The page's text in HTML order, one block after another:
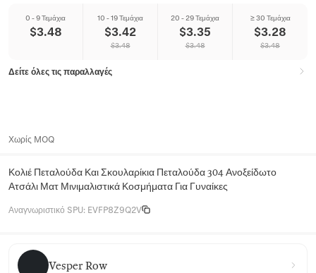
0 - 9 Τεμάχια
$3.48
10 - 19 Τεμάχια
$3.42
$3.48
20 - 29 Τεμάχια
$3.35
$3.48
≥ 30 Τεμάχια
$3.28
$3.48
Δείτε όλες τις παραλλαγές
Χωρίς MOQ
Κολιέ Πεταλούδα Και Σκουλαρίκια Πεταλούδα 304 Ανοξείδωτο
Ατσάλι Ματ Μινιμαλιστικά Κοσμήματα Για Γυναίκες
Αναγνωριστικό SPU: EVFP8Z9Q2V
Vesper Row
Vesper Row